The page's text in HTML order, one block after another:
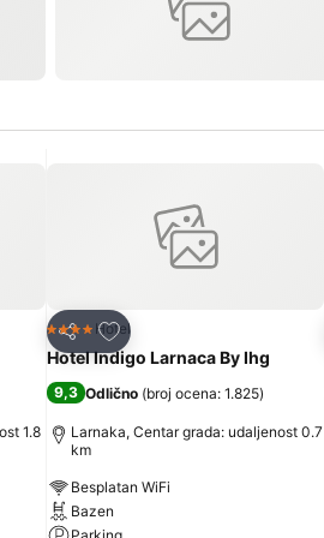
1.8
Deli
Dodati u favorite
4 Zvezdice
Hotel
Hotel Indigo Larnaca By Ihg
9,3 Odlično (broj ocena: 1.825)
Larnaka, Centar grada: udaljenost 0.7
km
Besplatan WiFi
Bazen